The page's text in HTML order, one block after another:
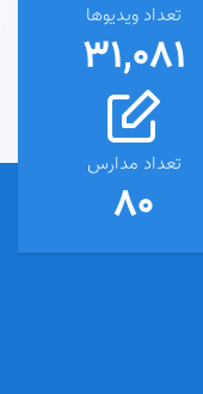
تعداد ویدیوها
31,081
تعداد مدارس
80